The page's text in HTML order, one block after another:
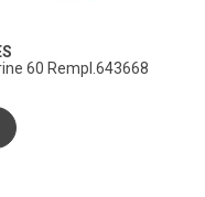
60 Rempl.643668